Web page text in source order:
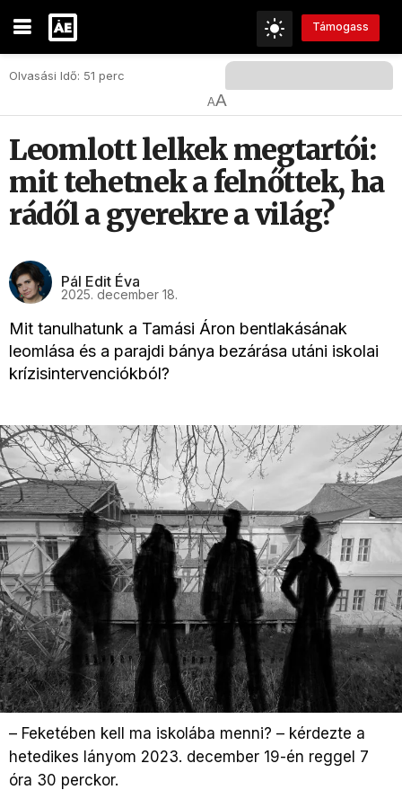
Támogass
Olvasási Idő: 51 perc
AA
Leomlott lelkek megtartói:
mit tehetnek a felnőttek, ha
rádől a gyerekre a világ?
Pál Edit Éva
2025. december 18.
Mit tanulhatunk a Tamási Áron bentlakásának
leomlása és a parajdi bánya bezárása utáni iskolai
krízisintervenciókból?
– Feketében kell ma iskolába menni? – kérdezte a
hetedikes lányom 2023. december 19-én reggel 7
óra 30 perckor.